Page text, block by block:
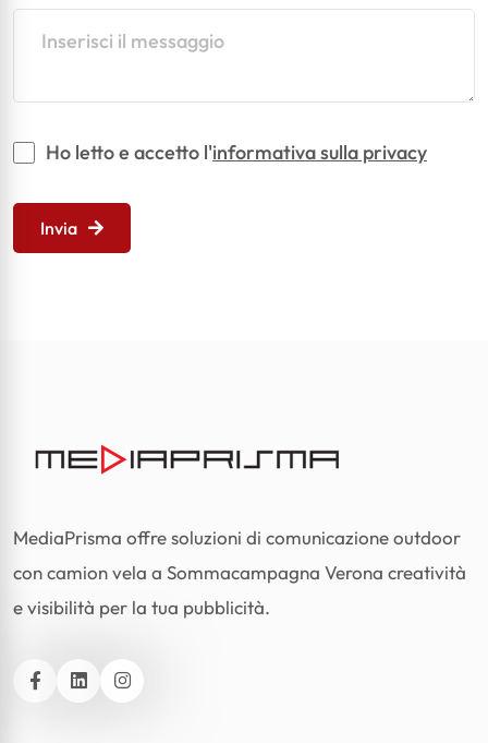
VuotoHo letto e accetto l'informativa sulla privacy
Invia
MediaPrisma offre soluzioni di comunicazione outdoor
con camion vela a Sommacampagna Verona creatività
e visibilità per la tua pubblicità.
Facebook
LinkedinInstagram